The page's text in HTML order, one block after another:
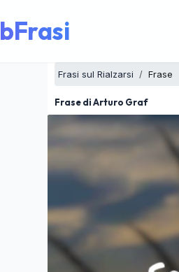
bFrasi
Frasi sul Rialzarsi Frase
Frase di Arturo Graf